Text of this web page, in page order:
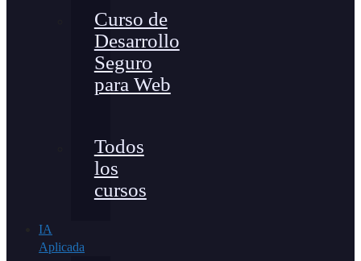
Curso de
Desarrollo
Seguro
para Web
Todos
los
cursos
IA
Aplicada